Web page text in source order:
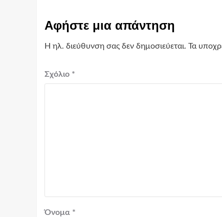
Αφήστε μια απάντηση
Η ηλ. διεύθυνση σας δεν δημοσιεύεται. Τα
Σχόλιο *
Όνομα *